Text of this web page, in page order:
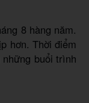
8 hàng năm.
hơn. Thời điểm
buổi trình